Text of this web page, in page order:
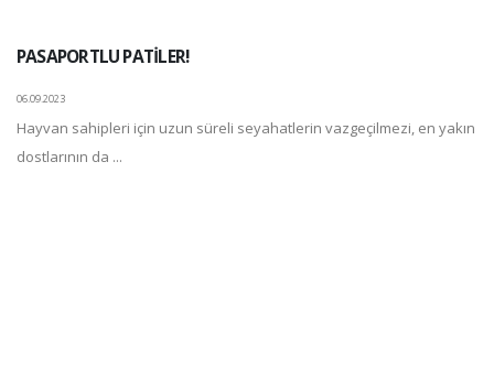
PASAPORTLU PATİLER!
06.09.2023
Hayvan sahipleri için uzun süreli seyahatlerin vazgeçilmezi, en yakın
dostlarının da ...